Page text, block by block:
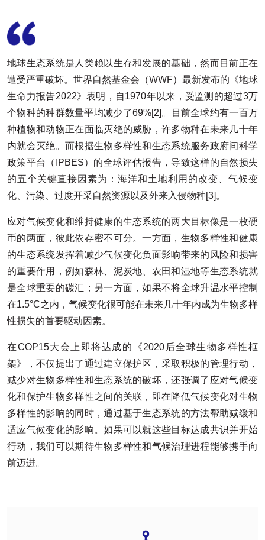
地球生态系统是人类赖以生存和发展的基础，然而目前正在
遭受严重破坏。世界自然基金会（WWF）最新发布的《地球
生命力报告2022》表明，自1970年以来，受监测的超过3万
个物种的种群数量平均减少了69%[2]。目前全球约有一百万
种植物和动物正在面临灭绝的威胁，许多物种在未来几十年
内就会灭绝。而根据生物多样性和生态系统服务政府间科学
政策平台（IPBES）的全球评估报告，导致这样的自然损失
的五个关键直接因素为：海洋和土地利用的改变、气候变
化、污染、过度开采自然资源以及外来入侵物种[3]。
应对气候变化和维持健康的生态系统的两大目标像是一枚硬
币的两面，彼此依存密不可分。一方面，生物多样性和健康
的生态系统发挥着减少气候变化负面影响带来的风险和损害
的重要作用，例如森林、泥炭地、农田和湿地等生态系统就
是全球重要的碳汇；另一方面，如果不将全球升温水平控制
在1.5°C之内，气候变化很可能在未来几十年内成为生物多样
性损失的首要驱动因素。
在COP15大会上即将达成的《2020后全球生物多样性框
架》，不仅提出了通过建立保护区，采取积极的管理行动，
减少对生物多样性和生态系统的破坏，还强调了应对气候变
化和保护生物多样性之间的关联，即在降低气候变化对生物
多样性的影响的同时，通过基于生态系统的方法帮助减缓和
适应气候变化的影响。如果可以就这些目标达成共识并开始
行动，我们可以期待生物多样性和气候治理进程能够携手向
前迈进。